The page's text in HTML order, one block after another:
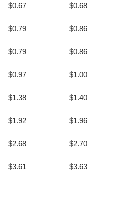
$0.67 $0.68
$0.79 $0.86
$0.79 $0.86
$0.97 $1.00
$1.38 $1.40
$1.92 $1.96
$2.68 $2.70
$3.61 $3.63